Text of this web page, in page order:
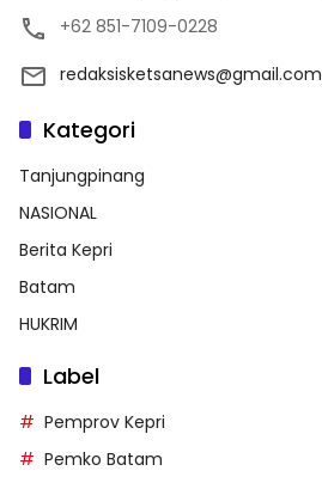
+62 851-7109-0228
redaksisketsanews@gmail.com
Kategori
Tanjungpinang
NASIONAL
Berita Kepri
Batam
HUKRIM
Label
Pemprov Kepri
Pemko Batam